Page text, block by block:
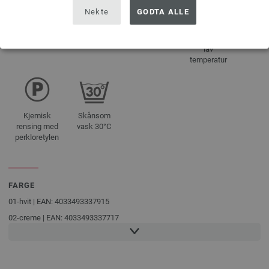
Nekte
GODTA ALLE
Tørkes flatt
Tåler ikke
lav
temperatur
Kjemisk
rensing med
perkloretylen
Skånsom
vask 30°C
FARGE
01-hvit | EAN: 4033493337915
02-creme | EAN: 4033493337717